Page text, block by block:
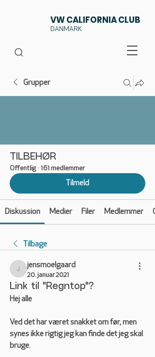
VW CALIFORNIA CLUB
DANMARK
Grupper
TILBEHØR
Offentlig · 161 medlemmer
Tilmeld
Diskussion Medier Filer Medlemmer
Tilbage
jensmoelgaard
jensmoelgaard
20. januar 2021
Link til "Regntop"?
Hej alle
Ved det har været snakket om før, men
synes ikke rigtig jeg kan finde det jeg skal
bruge.